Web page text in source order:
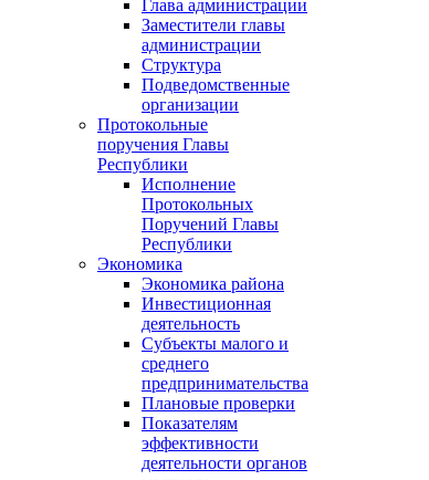
Глава администрации
Заместители главы
администрации
Структура
Подведомственные
организации
Протокольные
поручения Главы
Республики
Исполнение
Протокольных
Поручений Главы
Республики
Экономика
Экономика района
Инвестиционная
деятельность
Субъекты малого и
среднего
предпринимательства
Плановые проверки
Показателям
эффективности
деятельности органов